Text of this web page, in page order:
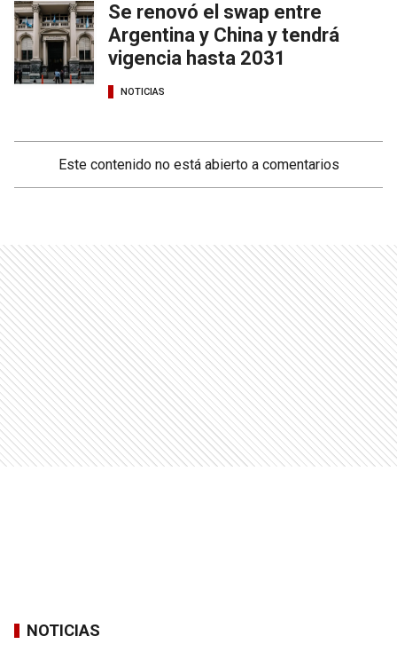
Se renovó el swap entre
Argentina y China y tendrá
vigencia hasta 2031
NOTICIAS
Este contenido no está abierto a comentarios
NOTICIAS